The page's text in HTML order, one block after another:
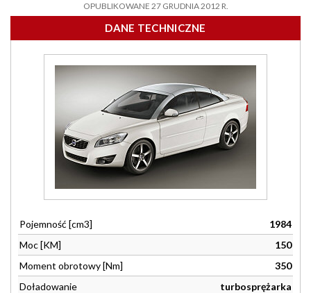
OPUBLIKOWANE 27 GRUDNIA 2012 R.
DANE TECHNICZNE
Pojemność [cm3]
1984
Moc [KM]
150
Moment obrotowy [Nm]
350
Doładowanie
turbosprężarka